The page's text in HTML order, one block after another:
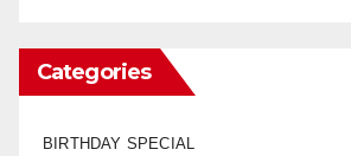
Categories
BIRTHDAY SPECIAL